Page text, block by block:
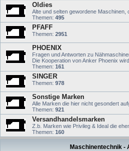
Oldies
Alte und selten gewordene Maschinen,
Themen: 495
PFAFF
Themen: 2951
PHOENIX
Fragen und Antworten zu
Die Kooperation von Anker Phoenix
Themen: 161
SINGER
Themen: 978
Sonstige Marken
Alle Marken die hier nicht gesondert
Themen: 921
Versandhandelsmarken
Z.b. Marken wie Privileg & Ideal die
Themen: 160
Maschinentechnik -